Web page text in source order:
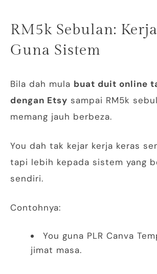
RM5k Sebulan:
Guna Sistem
Bila dah mula buat duit online
dengan Etsy sampai RM5k
memang jauh berbeza.
You dah tak kejar kerja keras
tapi lebih kepada sistem yang
sendiri.
Contohnya:
You guna PLR Canva
jimat masa.